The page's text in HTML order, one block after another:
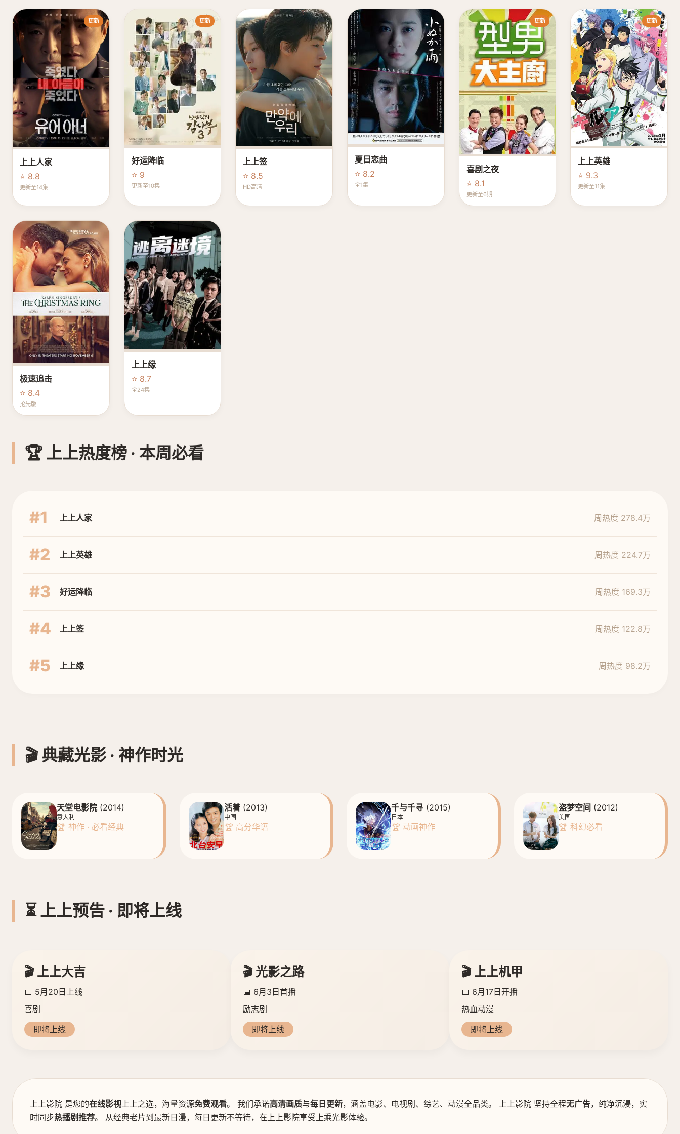
更新
上上人家
⭐ 8.8
更新至14集
更新
好运降临
⭐ 9
更新至10集
上上签
⭐ 8.5
HD高清
夏日恋曲
⭐ 8.2
全1集
更新
喜剧之夜
⭐ 8.1
更新至6期
更新
上上英雄
⭐ 9.3
更新至11集
极速追击
⭐ 8.4
抢先版
上上缘
⭐ 8.7
全24集
🏆 上上热度榜 · 本周必看
#1 上上人家 周热度 278.4万
#2 上上英雄 周热度 224.7万
#3 好运降临 周热度 169.3万
#4 上上签 周热度 122.8万
#5 上上缘 周热度 98.2万
🎬 典藏光影 · 神作时光
天堂电影院 (2014)
意大利
🏆 神作 · 必看经典
活着(2013)
中国
🏆 高分华语
千与千寻 (2015)
日本
🏆 动画神作
盗梦空间 (2012)
美国
🏆 科幻必看
⏳ 上上预告 · 即将上线
🎬 上上大吉
📅 5月20日上线
喜剧
即将上线
🎬 光影之路
📅 6月3日首播
励志剧
即将上线
🎬 上上机甲
📅 6月17日开播
热血动漫
即将上线
上上影院 是您的在线影视上上之选，海量资源免费观看。 我们承诺高清画质与每日更新，涵盖电影、电视剧、综艺、动漫全品类。 上上影院 坚持全程无广告，纯净沉浸，实
时同步热播剧推荐。 从经典老片到最新日漫，每日更新不等待，在上上影院享受上乘光影体验。